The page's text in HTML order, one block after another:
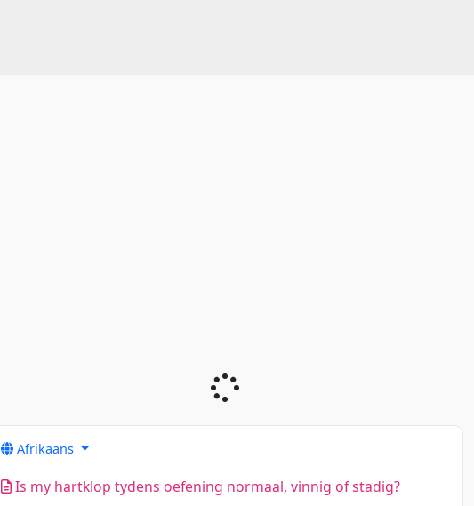
Afrikaans
Is my hartklop tydens oefening normaal, vinnig of stadig?